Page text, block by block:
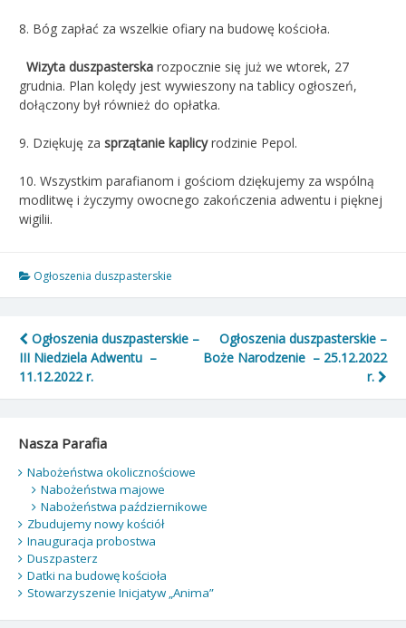
8. Bóg zapłać za wszelkie ofiary na budowę kościoła.
Wizyta duszpasterska rozpocznie się już we wtorek, 27
grudnia. Plan kolędy jest wywieszony na tablicy ogłoszeń,
dołączony był również do opłatka.
9. Dziękuję za sprzątanie kaplicyrodzinie Pepol.
10. Wszystkim parafianom i gościom dziękujemy za wspólną
modlitwę i życzymy owocnego zakończenia adwentu i pięknej
wigilii.
Ogłoszenia duszpasterskie
Nawigacja
wpisu
Ogłoszenia duszpasterskie –
III Niedziela Adwentu –
11.12.2022 r.
Ogłoszenia duszpasterskie –
Boże Narodzenie – 25.12.2022
r.
Nasza Parafia
Nabożeństwa okolicznościowe
Nabożeństwa majowe
Nabożeństwa październikowe
Zbudujemy nowy kościół
Inauguracja probostwa
Duszpasterz
Datki na budowę kościoła
Stowarzyszenie Inicjatyw „Anima”